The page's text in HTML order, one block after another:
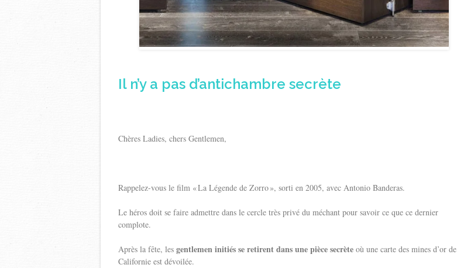
Il n’y a pas d’antichambre secrète
Chères Ladies, chers Gentlemen,
Rappelez-vous le film « La Légende de Zorro », sorti en 2005, avec Antonio Banderas.
Le héros doit se faire admettre dans le cercle très privé du méchant pour savoir ce que ce dernier
complote.
Après la fête, les gentlemen initiés se retirent dans une pièce secrète où une carte des mines d’or de
Californie est dévoilée.